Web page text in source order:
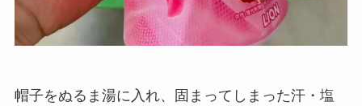
帽子をぬるま湯に入れ、固まってしまった汗・塩